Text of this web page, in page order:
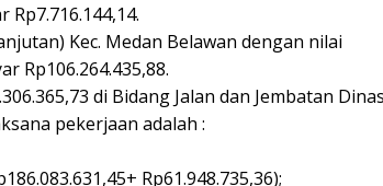
Rp7.716.144,14.
Kec. Medan Belawan dengan nilai
Rp106.264.435,88.
di Bidang Jalan dan Jembatan Dinas
pekerjaan adalah :
Rp61.948.735,36);